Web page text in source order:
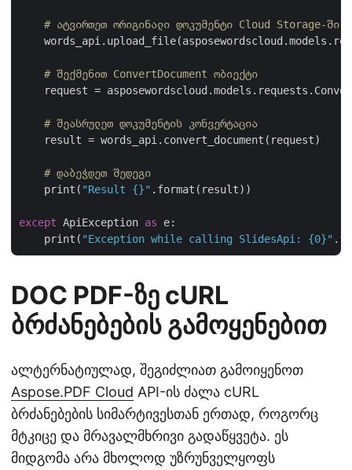
# ატვირთეთ ორიგინალი დოკუმენტი Cloud Storage-ში
# შექმენით ConvertDocument ობიექტი
request =
# შეასრულეთ დოკუმენტის კონვერტაცია
    result = words_api.convert_document(request)
# დაბეჭდეთ შედეგი
    print(
"Result {}" .format(result))
except ApiException as e:
    print(
"Exception while calling SlidesApi: {0}"
DOC PDF-ზე cURL
ბრძანებების გამოყენებით
ალტერნატიულად, შეგიძლიათ გამოიყენოთ
Aspose.PDF Cloud API-ის ძალა cURL
ბრძანებების სიმარტივესთან ერთად, როგორც
მტკიცე და მრავალმხრივი გადაწყვეტა. ეს
მიდგომა არა მხოლოდ უზრუნველყოფს